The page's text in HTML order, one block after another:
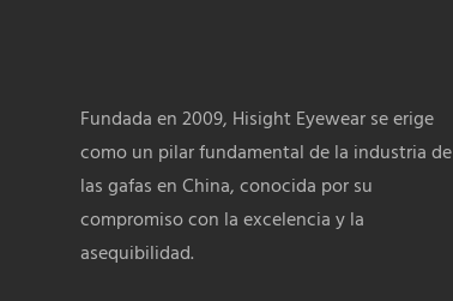
Fundada en 2009, Hisight Eyewear se erige
como un pilar fundamental de la industria de
las gafas en China, conocida por su
compromiso con la excelencia y la
asequibilidad.